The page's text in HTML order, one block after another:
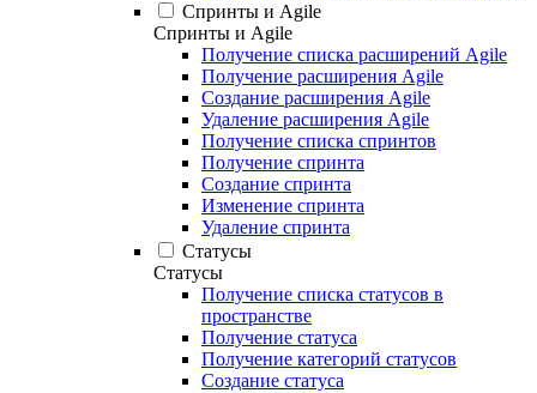
Спринты и Agile
Спринты и Agile
Получение списка расширений Agile
Получение расширения Agile
Создание расширения Agile
Удаление расширения Agile
Получение списка спринтов
Получение спринта
Создание спринта
Изменение спринта
Удаление спринта
Статусы
Статусы
Получение списка статусов в
пространстве
Получение статуса
Получение категорий статусов
Создание статуса